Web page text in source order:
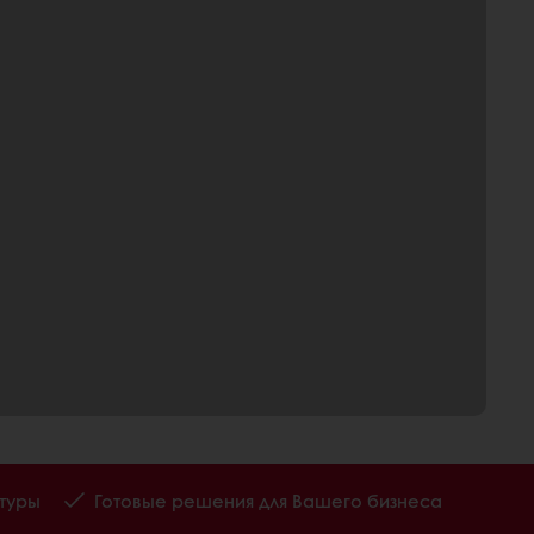
Готовые решения для Вашего бизнеса